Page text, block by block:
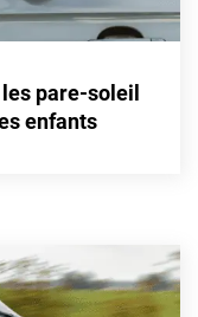
pare-soleil
enfants